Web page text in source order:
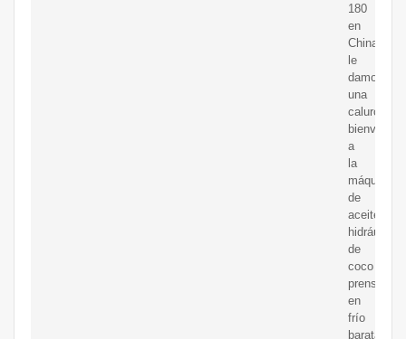
180
en
China,
le
damos
una
calurosa
bienvenida
a
la
máquina
de
aceite
hidráulico
de
coco
prensado
en
frío
barata